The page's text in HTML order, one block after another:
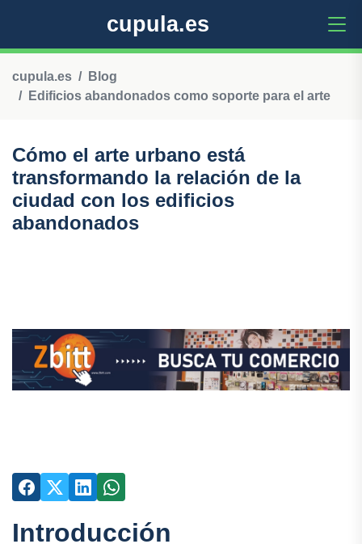
cupula.es
cupula.es
Blog
Edificios abandonados como soporte para el arte
Cómo el arte urbano está
transformando la relación de la
ciudad con los edificios
abandonados
Introducción